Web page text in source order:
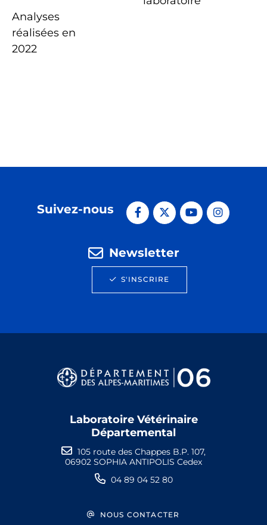
Analyses
réalisées en
2022
Suivez-nous
Newsletter
S'INSCRIRE
Laboratoire Vétérinaire
Départemental
105 route des Chappes B.P. 107,
06902 SOPHIA ANTIPOLIS Cedex
04 89 04 52 80
NOUS CONTACTER